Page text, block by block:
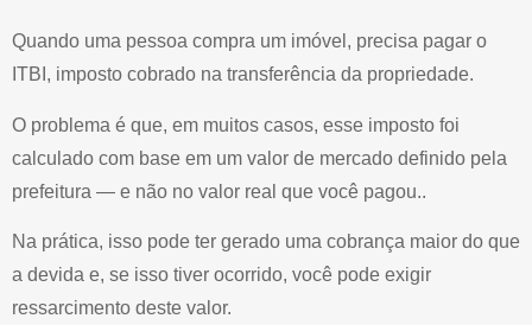
Quando uma pessoa compra um imóvel, precisa pagar o
ITBI, imposto cobrado na transferência da propriedade.
O problema é que, em muitos casos, esse imposto foi
calculado com base em um valor de mercado definido pela
prefeitura — e não no valor real que você pagou..
Na prática, isso pode ter gerado uma cobrança maior do que
a devida e, se isso tiver ocorrido, você pode exigir
ressarcimento deste valor.